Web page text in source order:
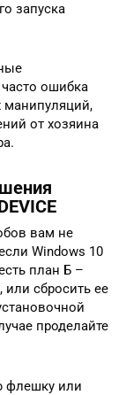
запуска
ошибка
манипуляций,
от хозяина
вам не
Windows 10
план Б –
или сбросить ее
проделайте
флешку или